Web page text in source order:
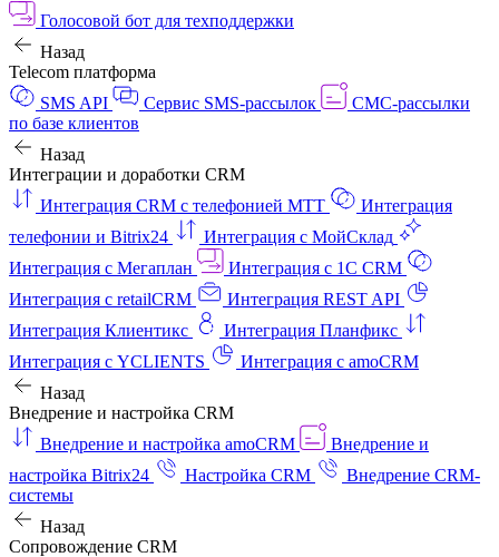
Голосовой бот для техподдержки
Назад
Telecom платформа
SMS API
Сервис SMS-рассылок
СМС-рассылки
по базе клиентов
Назад
Интеграции и доработки CRM
Интеграция CRM с телефонией МТТ
Интеграция
телефонии и Bitrix24
Интеграция с МойСклад
Интеграция с Мегаплан
Интеграция с 1C CRM
Интеграция с retailCRM
Интеграция REST API
Интеграция Клиентикс
Интеграция Планфикс
Интеграция с YCLIENTS
Интеграция с amoCRM
Назад
Внедрение и настройка CRM
Внедрение и настройка amoCRM
Внедрение и
настройка Bitrix24
Настройка CRM
Внедрение CRM-
системы
Назад
Сопровождение CRM